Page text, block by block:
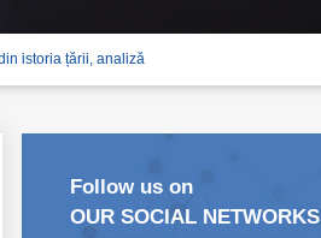
istoria țării, analiză
Follow us on
OUR SOCIAL NETWORKS